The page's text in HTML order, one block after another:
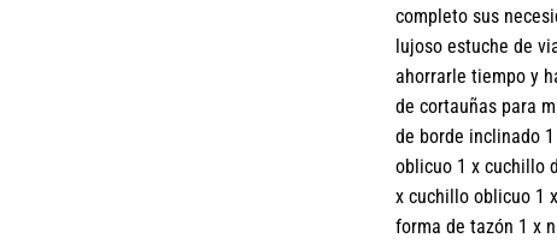
completo sus
lujoso estuche de
ahorrarle tiempo y
de cortauñas para
de borde inclinado
oblicuo 1 x cuchillo
x cuchillo oblicuo 1
forma de tazón 1 x